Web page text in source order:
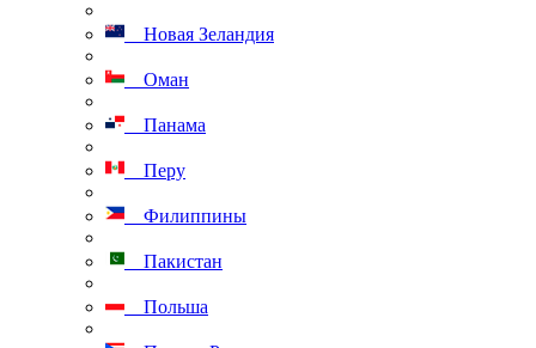
Новая Зеландия
Оман
Панама
Перу
Филиппины
Пакистан
Польша